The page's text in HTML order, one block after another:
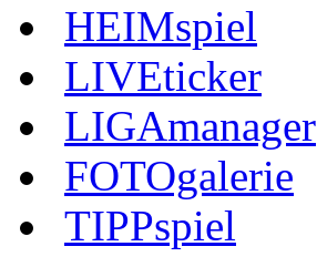
HEIMspiel
LIVEticker
LIGAmanager
FOTOgalerie
TIPPspiel